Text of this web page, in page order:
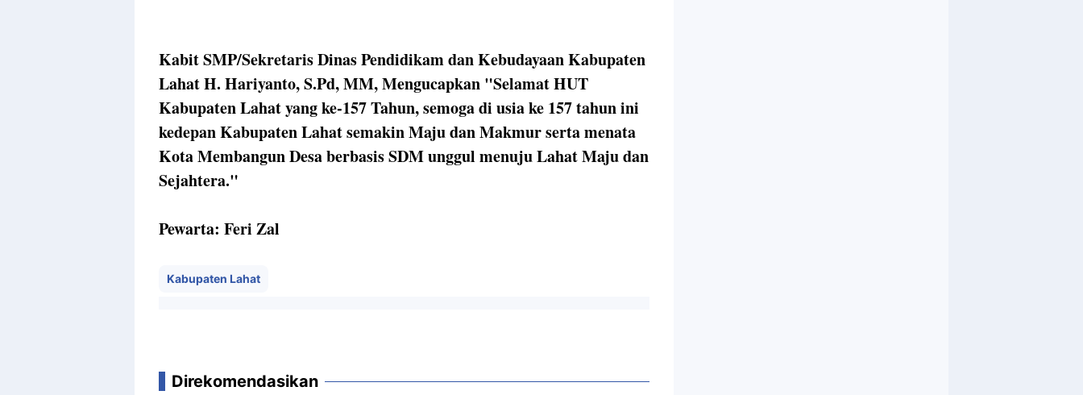
Kabit SMP/Sekretaris Dinas Pendidikam dan Kebudayaan Kabupaten
Lahat H. Hariyanto, S.Pd, MM, Mengucapkan "Selamat HUT
Kabupaten Lahat yang ke-157 Tahun, semoga di usia ke 157 tahun ini
kedepan Kabupaten Lahat semakin Maju dan Makmur serta menata
Kota Membangun Desa berbasis SDM unggul menuju Lahat Maju dan
Sejahtera."
Pewarta: Feri Zal
Kabupaten Lahat
Direkomendasikan